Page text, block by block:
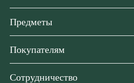
Предметы
Покупателям
Сотрудничество